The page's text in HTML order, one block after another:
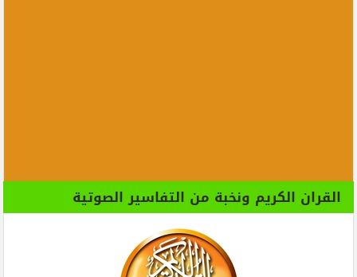
القران الكريم ونخبة من التفاسير الصوتية